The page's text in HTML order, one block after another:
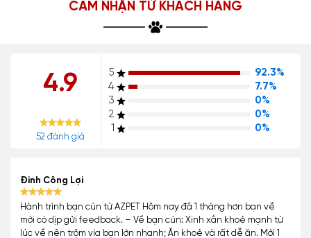
CẢM NHẬN TỪ KHÁCH HÀNG
4.9
52 đánh giá
5
92.3%
4
7.7%
3
0%
2
0%
1
0%
Đinh Công Lợi
Hành trình bạn cún từ AZPET Hôm nay đã 1 tháng hơn bạn về
mới có dịp gửi feedback. – Về bạn cún: Xinh xắn khoẻ mạnh từ
lúc về nên trộm vía bạn lớn nhanh; Ăn khoẻ và rất dễ ăn. Mới 1